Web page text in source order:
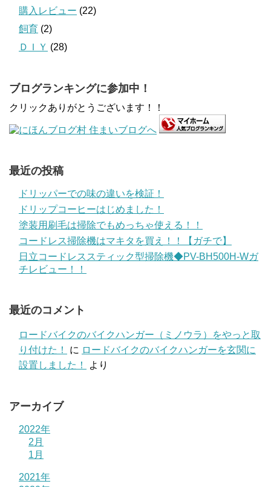
購入レビュー (22)
飼育 (2)
ＤＩＹ (28)
ブログランキングに参加中！
クリックありがとうございます！！
最近の投稿
ドリッパーでの味の違いを検証！
ドリップコーヒーはじめました！
塗装用刷毛は掃除でもめっちゃ使える！！
コードレス掃除機はマキタを買え！！【ガチで】
日立コードレススティック型掃除機◆PV-BH500H-Wガ
チレビュー！！
最近のコメント
ロードバイクのバイクハンガー（ミノウラ）をやっと取
り付けた！
に ロードバイクのバイクハンガーを玄関に
設置しました！
より
アーカイブ
2022年
2月
1月
2021年